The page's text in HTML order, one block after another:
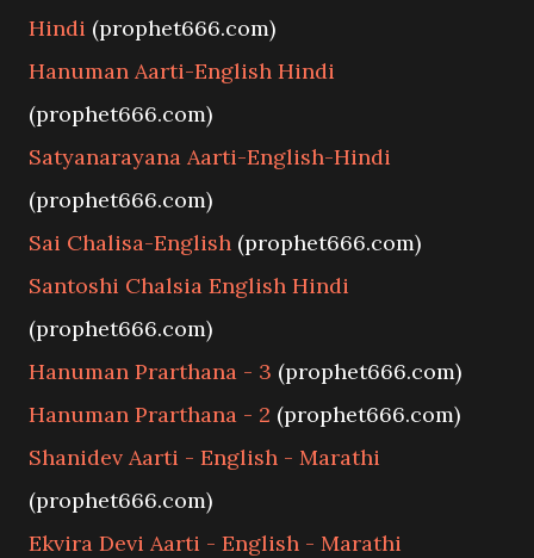
Hindi (prophet666.com)
Hanuman Aarti-English Hindi
(prophet666.com)
Satyanarayana Aarti-English-Hindi
(prophet666.com)
Sai Chalisa-English (prophet666.com)
Santoshi Chalsia English Hindi
(prophet666.com)
Hanuman Prarthana - 3 (prophet666.com)
Hanuman Prarthana - 2 (prophet666.com)
Shanidev Aarti - English - Marathi
(prophet666.com)
Ekvira Devi Aarti - English - Marathi